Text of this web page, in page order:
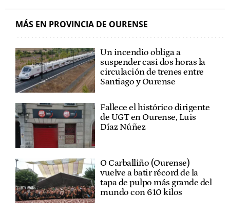
MÁS EN PROVINCIA DE OURENSE
Un incendio obliga a
suspender casi dos horas la
circulación de trenes entre
Santiago y Ourense
Fallece el histórico dirigente
de UGT en Ourense, Luis
Díaz Núñez
O Carballiño (Ourense)
vuelve a batir récord de la
tapa de pulpo más grande del
mundo con 610 kilos